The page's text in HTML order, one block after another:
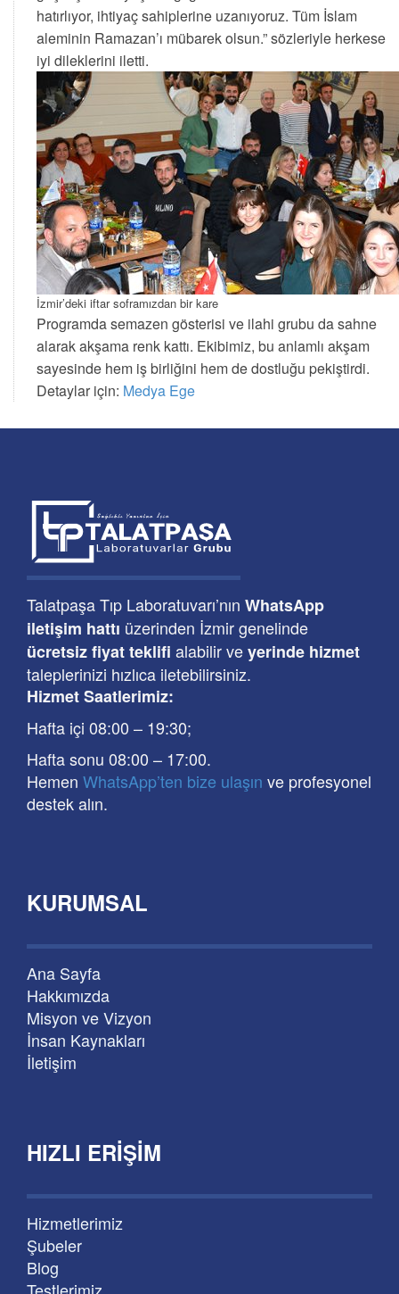
hatırlıyor, ihtiyaç sahiplerine uzanıyoruz. Tüm İslam
aleminin Ramazan’ı mübarek olsun.” sözleriyle herkese
iyi dileklerini iletti.
İzmir’deki iftar soframızdan bir kare
Programda semazen gösterisi ve ilahi grubu da sahne
alarak akşama renk kattı. Ekibimiz, bu anlamlı akşam
sayesinde hem iş birliğini hem de dostluğu pekiştirdi.
Detaylar için: Medya Ege
Talatpaşa Tıp Laboratuvarı’nın WhatsApp
iletişim hattı üzerinden İzmir genelinde
ücretsiz fiyat teklifi alabilir veyerinde hizmet
taleplerinizi hızlıca iletebilirsiniz.
Hizmet Saatlerimiz:
Hafta içi 08:00 – 19:30;
Hafta sonu 08:00 – 17:00.
Hemen WhatsApp’ten bize ulaşın ve profesyonel
destek alın.
KURUMSAL
Ana Sayfa
Hakkımızda
Misyon ve Vizyon
İnsan Kaynakları
İletişim
HIZLI ERIŞIM
Hizmetlerimiz
Şubeler
Blog